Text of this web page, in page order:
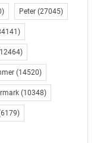
Vorsitzender
der
„Auch
Universität
Forschung
einen hohen
erbringt. Die
und lässt
schlüpfen.“
Peter (27045)
(14520)
(10348)